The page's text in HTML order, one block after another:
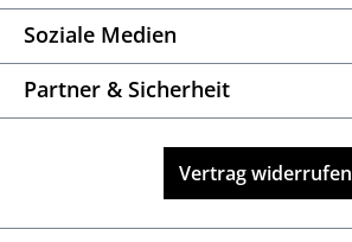
Soziale Medien
Partner & Sicherheit
Vertrag widerrufen